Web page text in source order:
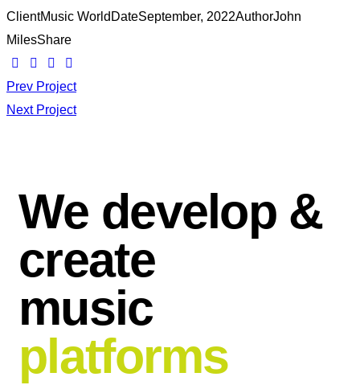
ClientMusic World DateSeptember, 2022AuthorJohn
MilesShare
Prev Project
Next Project
We develop &
create
music
platforms